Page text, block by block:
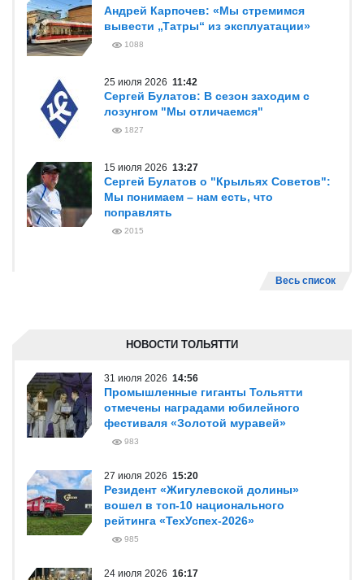
Андрей Карпочев: «Мы стремимся
вывести „Татры“ из эксплуатации»
1088
25 июля 2026 11:42
Сергей Булатов: В сезон заходим с
лозунгом "Мы отличаемся"
1827
15 июля 2026 13:27
Сергей Булатов о "Крыльях Советов":
Мы понимаем – нам есть, что
поправлять
2015
Весь список
НОВОСТИ ТОЛЬЯТТИ
31 июля 2026 14:56
Промышленные гиганты Тольятти
отмечены наградами юбилейного
фестиваля «Золотой муравей»
983
27 июля 2026 15:20
Резидент «Жигулевской долины»
вошел в топ-10 национального
рейтинга «ТехУспех-2026»
985
24 июля 2026 16:17